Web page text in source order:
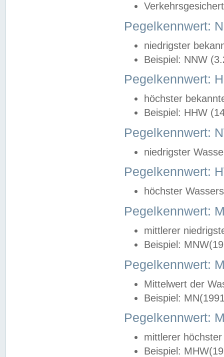
Pegelkennwert:
niedrigster
Beispiel: NNW
Pegelkennwert:
höchster
Beispiel: HHW
Pegelkennwert:
niedrigster
Pegelkennwert:
höchster
Pegelkennwert:
mittlerer
Beispiel:
Pegelkennwert:
Mittelwert der
Beispiel:
Pegelkennwert:
mittlerer
Beispiel: